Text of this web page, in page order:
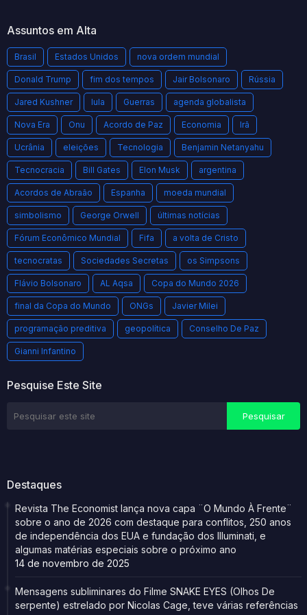
Assuntos em Alta
Brasil Estados Unidos nova ordem mundial
Donald Trump fim dos tempos Jair Bolsonaro Rússia
Jared Kushner lula Guerras agenda globalista
Nova Era Onu Acordo de Paz Economia Irã
Ucrânia eleições Tecnologia Benjamin Netanyahu
Tecnocracia Bill Gates Elon Musk argentina
Acordos de Abraão Espanha moeda mundial
simbolismo George Orwell últimas notícias
Fórum Econômico Mundial Fifa a volta de Cristo
tecnocratas Sociedades Secretas os Simpsons
Flávio Bolsonaro AL Aqsa Copa do Mundo 2026
final da Copa do Mundo ONGs Javier Milei
programação preditiva geopolítica Conselho De Paz
Gianni Infantino
Pesquise Este Site
Destaques
Revista The Economist lança nova capa ¨O Mundo À Frente¨
sobre o ano de 2026 com destaque para conflitos, 250 anos
de independência dos EUA e fundação dos Illuminati, e
algumas matérias especiais sobre o próximo ano
14 de novembro de 2025
Mensagens subliminares do Filme SNAKE EYES (Olhos De
serpente) estrelado por Nicolas Cage, teve várias referências